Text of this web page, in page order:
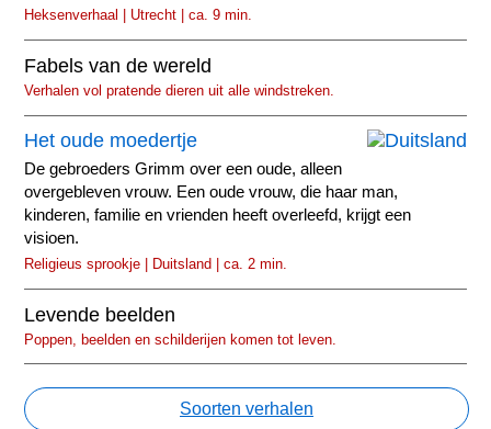
Heksenverhaal | Utrecht | ca. 9 min.
Fabels van de wereld
Verhalen vol pratende dieren uit alle windstreken.
Het oude moedertje
De gebroeders Grimm over een oude, alleen
overgebleven vrouw. Een oude vrouw, die haar man,
kinderen, familie en vrienden heeft overleefd, krijgt een
visioen.
Religieus sprookje | Duitsland | ca. 2 min.
Levende beelden
Poppen, beelden en schilderijen komen tot leven.
Soorten verhalen